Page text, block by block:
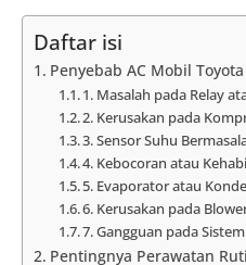
Daftar isi
Penyebab AC Mobil
1. Masalah pada Relay
2. Kerusakan pada
3. Sensor Suhu
4. Kebocoran atau
5. Evaporator atau
6. Kerusakan pada
7. Gangguan pada
Pentingnya Perawatan